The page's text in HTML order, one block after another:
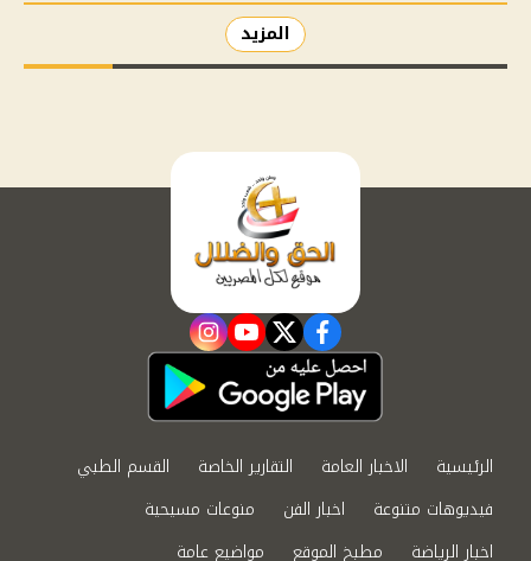
المزيد
facebook
twitter
youtube
instagram
الرئيسية الاخبار العامة التقارير الخاصة
القسم الطبي
فيديوهات متنوعة
اخبار الفن
منوعات مسيحية
اخبار الرياضة
مطبخ الموقع مواضيع عامة